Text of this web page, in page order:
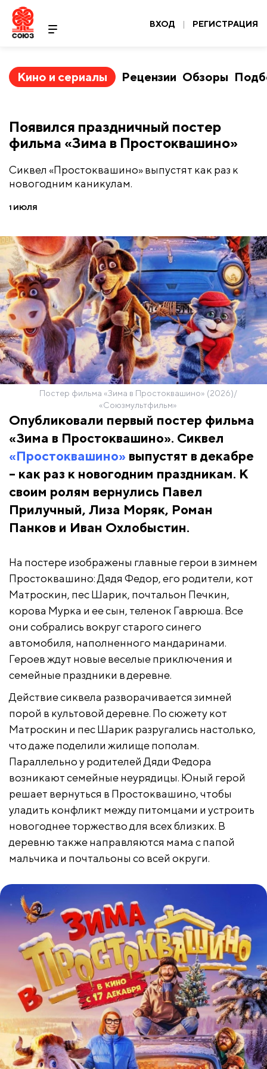
ВХОД | РЕГИСТРАЦИЯ
Кино и сериалы Рецензии Обзоры
Появился праздничный постер
фильма «Зима в Простоквашино»
Сиквел «Простоквашино» выпустят как раз к
новогодним каникулам.
1 ИЮЛЯ
Постер фильма «Зима в Простоквашино» (2026)/
«Союзмультфильм»
Опубликовали первый постер фильма
«Зима в Простоквашино». Сиквел
«Простоквашино» выпустят в декабре
– как раз к новогодним праздникам. К
своим ролям вернулись Павел
Прилучный, Лиза Моряк, Роман
Панков и Иван Охлобыстин.
На постере изображены главные герои в зимнем
Простоквашино: Дядя Федор, его родители, кот
Матроскин, пес Шарик, почтальон Печкин,
корова Мурка и ее сын, теленок Гаврюша. Все
они собрались вокруг старого синего
автомобиля, наполненного мандаринами.
Героев ждут новые веселые приключения и
семейные праздники в деревне.
Действие сиквела разворачивается зимней
порой в культовой деревне. По сюжету кот
Матроскин и пес Шарик разругались настолько,
что даже поделили жилище пополам.
Параллельно у родителей Дяди Федора
возникают семейные неурядицы. Юный герой
решает вернуться в Простоквашино, чтобы
уладить конфликт между питомцами и устроить
новогоднее торжество для всех близких. В
деревню также направляются мама с папой
мальчика и почтальоны со всей округи.